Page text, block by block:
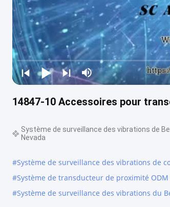
14847-10 Accessoires pour
Système de surveillance des vibrations de
Nevada
#Système de surveillance des vibrations de
#Système de transducteur de proximité
#Système de surveillance des vibrations du